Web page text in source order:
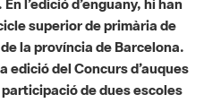
de dues escoles
i el Vallès Occidental.
es duen a terme dins el